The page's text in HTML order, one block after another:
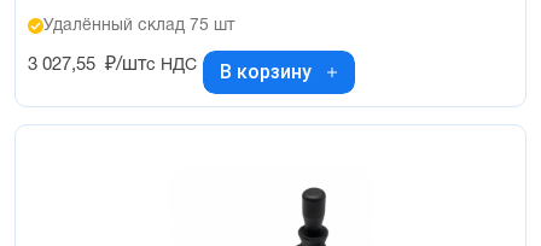
Удалённый склад 75 шт
3 027,55 ₽/штс НДС В корзину